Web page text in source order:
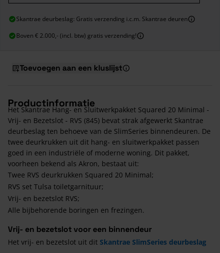
Skantrae deurbeslag: Gratis verzending i.c.m. Skantrae deuren
Boven € 2.000,- (incl. btw) gratis verzending!
Toevoegen aan een kluslijst
Productinformatie
Het Skantrae Hang- en Sluitwerkpakket Squared 20 Minimal -
Vrij- en Bezetslot - RVS (845) bevat strak afgewerkt Skantrae
deurbeslag ten behoeve van de SlimSeries binnendeuren. De
twee deurkrukken uit dit hang- en sluitwerkpakket passen
goed in een industriële of moderne woning. Dit pakket,
voorheen bekend als Akron, bestaat uit:
Twee RVS deurkrukken Squared 20 Minimal;
RVS set Tulsa toiletgarnituur;
Vrij- en bezetslot RVS;
Alle bijbehorende boringen en frezingen.
Vrij- en bezetslot voor een binnendeur
Het vrij- en bezetslot uit dit Skantrae SlimSeries deurbeslag